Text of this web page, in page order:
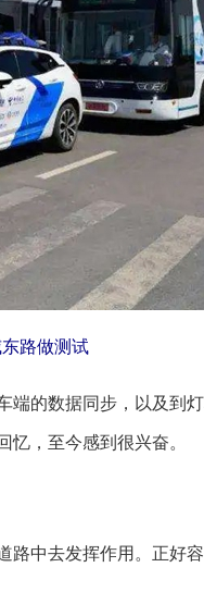
路做测试
的数据同步，以及到
，至今感到很兴奋。
中去发挥作用。正好